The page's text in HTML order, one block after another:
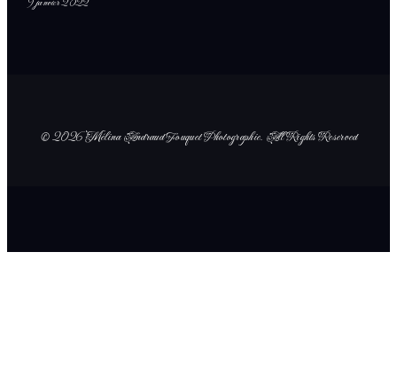
9 janvier 2022
© 2026 Mélina Andraud Fouquet Photographie. All Rights Reserved